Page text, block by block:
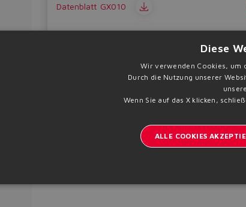
Datenblatt GX010
Diese
Wir verwenden Cookies, um
Durch die Nutzung unserer
Wenn Sie auf das X klicken,
ALLE COOKIES